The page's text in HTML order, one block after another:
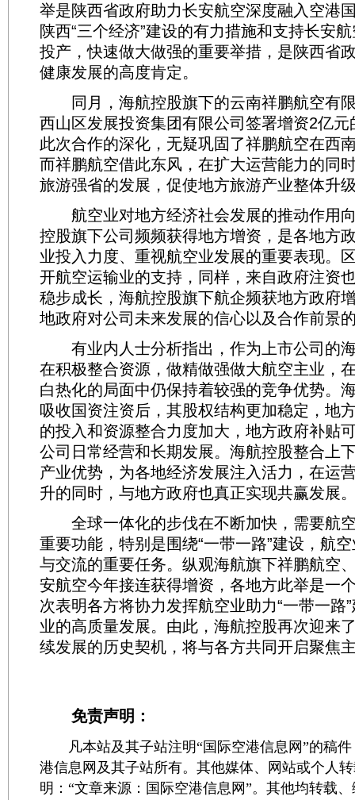
举是陕西省政府助力长安航空深度融入空港
陕西“三个经济”建设的有力措施和支持长安
投产，快速做大做强的重要举措，是陕西省
健康发展的高度肯定。
同月，海航控股旗下的云南祥鹏航空有
西山区发展投资集团有限公司签署增资2亿
此次合作的深化，无疑巩固了祥鹏航空在西
而祥鹏航空借此东风，在扩大运营能力的同
旅游强省的发展，促使地方旅游产业整体升
航空业对地方经济社会发展的推动作用
控股旗下公司频频获得地方增资，是各地方
业投入力度、重视航空业发展的重要表现。
开航空运输业的支持，同样，来自政府注资
稳步成长，海航控股旗下航企频获地方政府
地政府对公司未来发展的信心以及合作前景
有业内人士分析指出，作为上市公司的
在积极整合资源，做精做强做大航空主业，
白热化的局面中仍保持着较强的竞争优势。
吸收国资注资后，其股权结构更加稳定，地
的投入和资源整合力度加大，地方政府补贴
公司日常经营和长期发展。海航控股整合上
产业优势，为各地经济发展注入活力，在运
升的同时，与地方政府也真正实现共赢发展
全球一体化的步伐在不断加快，需要航
重要功能，特别是围绕“一带一路”建设，航
与交流的重要任务。纵观海航旗下祥鹏航空
安航空今年接连获得增资，各地方此举是一
次表明各方将协力发挥航空业助力“一带一路
业的高质量发展。由此，海航控股再次迎来
续发展的历史契机，将与各方共同开启聚焦
免责声明：
凡本站及其子站注明“国际空港信息网”的稿件
港信息网及其子站所有。其他媒体、网站或个人
明：“文章来源：国际空港信息网”。其他均转载